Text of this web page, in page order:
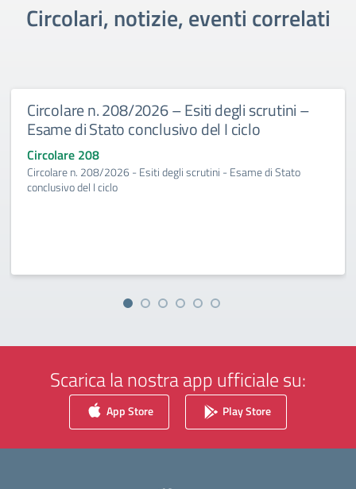
Circolari, notizie, eventi correlati
Circolare n. 208/2026 – Esiti degli scrutini –
Esame di Stato conclusivo del I ciclo
Circolare 208
Circolare n. 208/2026 - Esiti degli scrutini - Esame di Stato
conclusivo del I ciclo
Scarica la nostra app ufficiale su:
App Store Play Store